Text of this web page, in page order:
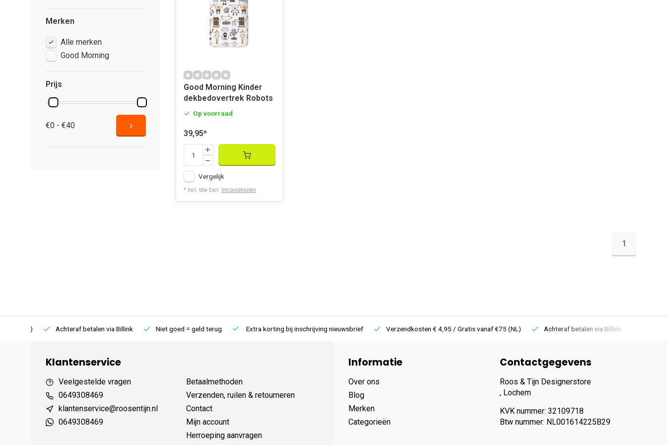
Merken
Alle merken
Good Morning
Prijs
€0 - €40
Good Morning Kinder
dekbedovertrek Robots
Op voorraad
39,95*
Vergelijk
* Incl. btw Excl. Verzendkosten
1
Achteraf betalen via Billink Niet goed = geld terug Extra korting bij inschrijving nieuwsbrief Verzendkosten € 4,95 / Gratis vanaf €75 (NL) Achteraf betalen via Billink
Klantenservice
Veelgestelde vragen
0649308469
klantenservice@roosentijn.nl
0649308469
Betaalmethoden
Verzenden, ruilen & retourneren
Contact
Mijn account
Herroeping aanvragen
Informatie
Over ons
Blog
Merken
Categorieën
Contactgegevens
Roos & Tijn Designerstore
, Lochem
KVK nummer: 32109718
Btw nummer: NL001614225B29